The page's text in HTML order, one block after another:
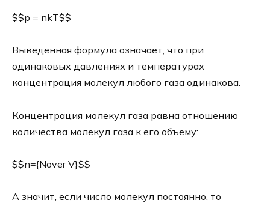
$$p = nkT$$
Выведенная формула означает, что при
одинаковых давлениях и температурах
концентрация молекул любого газа одинакова.
Концентрация молекул газа равна отношению
количества молекул газа к его объему:
$$n={Nover V}$$
А значит, если число молекул постоянно, то